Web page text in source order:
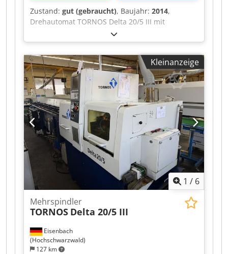
Zustand: gut (gebraucht), Baujahr: 2014,
Drehautomat TORNOS Delta 20/5 III mit
Steuerung FANUC Oi-TD, Serien-Nr. 52100249,
Baujahr 2014, Betriebsstunden gem.
Geschäftsleitung geschätzt ca. 16.047 Bh,
Späneförderer, Stangenlader SFB 320e Dsdpfx
Ajztdgfoivock
Kleinanzeige
1 / 6
Eisenbach
(Hochschwarzwald)
127 km
Mehrspindler
TORNOS Delta 20/5 III